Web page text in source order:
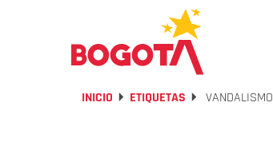
INICIO ETIQUETAS VANDALISMO